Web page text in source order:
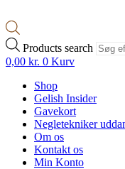
Products search
0,00 kr. 0 Kurv
Shop
Gelish Insider
Gavekort
Negletekniker
Om os
Kontakt os
Min Konto